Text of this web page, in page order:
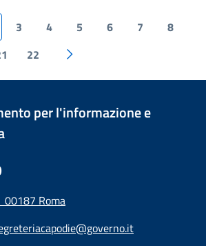
3 4 5 6 7
8
22
per l'informazione e
00187 Roma